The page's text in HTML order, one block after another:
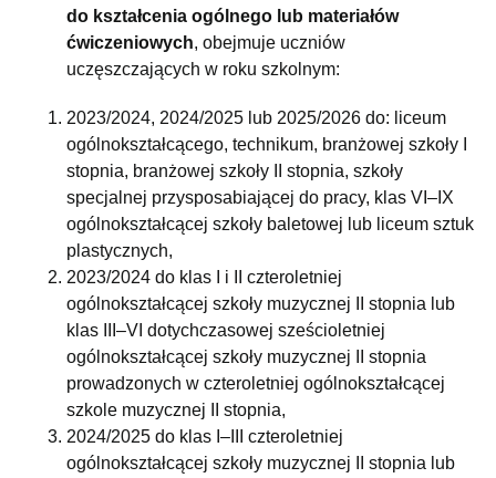
do kształcenia ogólnego lub materiałów
ćwiczeniowych, obejmuje uczniów
uczęszczających w roku szkolnym:
2023/2024, 2024/2025 lub 2025/2026 do: liceum
ogólnokształcącego, technikum, branżowej szkoły I
stopnia, branżowej szkoły II stopnia, szkoły
specjalnej przysposabiającej do pracy, klas VI–IX
ogólnokształcącej szkoły baletowej lub liceum sztuk
plastycznych,
2023/2024 do klas I i II czteroletniej
ogólnokształcącej szkoły muzycznej II stopnia lub
klas III–VI dotychczasowej sześcioletniej
ogólnokształcącej szkoły muzycznej II stopnia
prowadzonych w czteroletniej ogólnokształcącej
szkole muzycznej II stopnia,
2024/2025 do klas I–III czteroletniej
ogólnokształcącej szkoły muzycznej II stopnia lub